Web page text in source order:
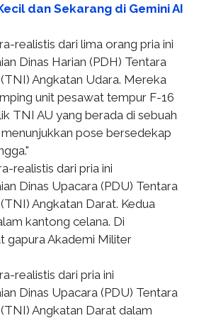
dan Sekarang di Gemini AI
realistis dari lima orang pria ini
Dinas Harian (PDH) Tentara
Angkatan Udara. Mereka
unit pesawat tempur F-16
TNI AU yang berada di sebuah
menunjukkan pose bersedekap
realistis dari pria ini
Dinas Upacara (PDU) Tentara
Angkatan Darat. Kedua
kantong celana. Di
gapura Akademi Militer
realistis dari pria ini
Dinas Upacara (PDU) Tentara
Angkatan Darat dalam